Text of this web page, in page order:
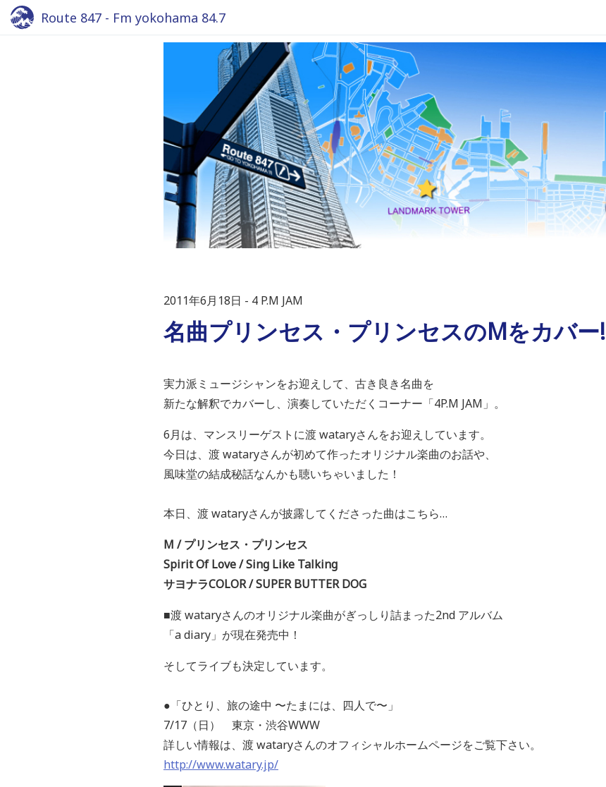
Route 847 - Fm yokohama 84.7
2011年6月18日 4 P.M JAM
名曲プリンセス・プリンセスのMをカバー!
実力派ミュージシャンをお迎えして、古き良き名曲を
新たな解釈でカバーし、演奏していただくコーナー「4P.M JAM」。
6月は、マンスリーゲストに渡 wataryさんをお迎えしています。
今日は、渡 wataryさんが初めて作ったオリジナル楽曲のお話や、
風味堂の結成秘話なんかも聴いちゃいました！
本日、渡 wataryさんが披露してくださった曲はこちら…
M / プリンセス・プリンセス
Spirit Of Love / Sing Like Talking
サヨナラCOLOR / SUPER BUTTER DOG
■渡 wataryさんのオリジナル楽曲がぎっしり詰まった2nd アルバム
「a diary」が現在発売中！
そしてライブも決定しています。
●「ひとり、旅の途中 〜たまには、四人で〜」
7/17（日） 東京・渋谷WWW
詳しい情報は、渡 wataryさんのオフィシャルホームページをご覧下さい。
http://www.watary.jp/